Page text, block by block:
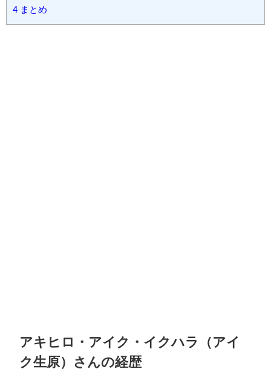
4 まとめ
アキヒロ・アイク・イクハラ（アイ
ク生原）さんの経歴